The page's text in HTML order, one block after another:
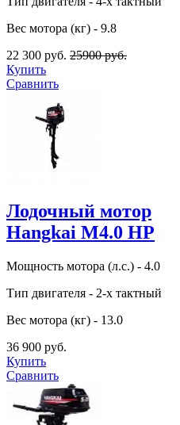
Вес мотора (кг) - 9.8
22 300 руб. 25900 руб.
Купить
Сравнить
Лодочный мотор
Hangkai M4.0 HP
Мощность мотора (л.с.) - 4.0
Тип двигателя - 2-х тактный
Вес мотора (кг) - 13.0
36 900 руб.
Купить
Сравнить